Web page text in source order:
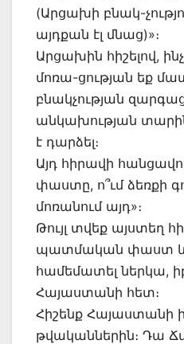
(Արցախի բնակ-
այդքան էլ մնաց)»։
Արցախին հիշելով,
մոռա-ցության եք
բնակչության
անկախության
է դարձել։
Այդ հիրավի
փաստը, ո՞ւմ ձեռքի
մոռանում այդ»։
Թույլ տվեք այստեղ
պատմական փաստ
համեմատել ներկա,
Հայաստանի հետ։
Հիշենք Հայաստանի
թվականներին։ Դա